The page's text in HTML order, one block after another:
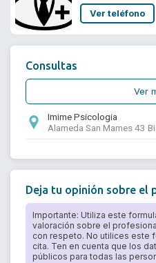
Ver teléfono
Consultas
Ver
Imime Psicologia
Alameda San Mames 43
Deja tu opinión sobre el
Importante: Utiliza este
valoración sobre el
con respeto. No utilices este
cita. Ten en cuenta que los
públicos para todas las